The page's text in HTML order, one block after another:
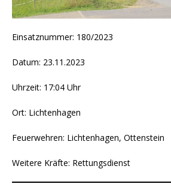
Einsatznummer: 180/2023
Datum: 23.11.2023
Uhrzeit: 17:04 Uhr
Ort: Lichtenhagen
Feuerwehren: Lichtenhagen, Ottenstein
Weitere Kräfte: Rettungsdienst